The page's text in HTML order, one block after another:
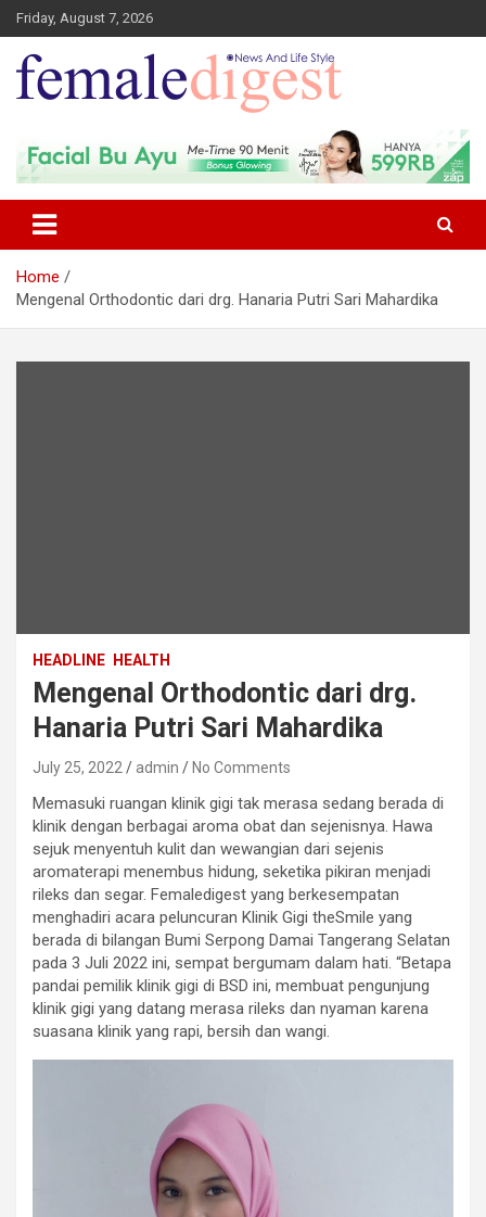
Friday, August 7, 2026
Female Digest
Home
Mengenal Orthodontic dari drg. Hanaria Putri Sari Mahardika
HEADLINE HEALTH
Mengenal Orthodontic dari drg.
Hanaria Putri Sari Mahardika
July 25, 2022 admin No Comments
Memasuki ruangan klinik gigi tak merasa sedang berada di
klinik dengan berbagai aroma obat dan sejenisnya. Hawa
sejuk menyentuh kulit dan wewangian dari sejenis
aromaterapi menembus hidung, seketika pikiran menjadi
rileks dan segar. Femaledigest yang berkesempatan
menghadiri acara peluncuran Klinik Gigi theSmile yang
berada di bilangan Bumi Serpong Damai Tangerang Selatan
pada 3 Juli 2022 ini, sempat bergumam dalam hati. “Betapa
pandai pemilik klinik gigi di BSD ini, membuat pengunjung
klinik gigi yang datang merasa rileks dan nyaman karena
suasana klinik yang rapi, bersih dan wangi.